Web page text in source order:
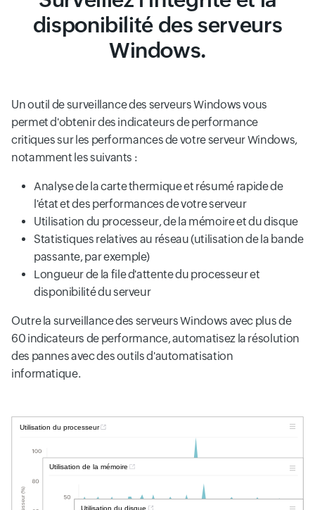
disponibilité des serveurs
Windows.
Un outil de surveillance des serveurs Windows vous
permet d'obtenir des indicateurs de performance
critiques sur les performances de votre serveur Windows,
notamment les suivants :
Analyse de la carte thermique et résumé rapide de
l'état et des performances de votre serveur
Utilisation du processeur, de la mémoire et du disque
Statistiques relatives au réseau (utilisation de la bande
passante, par exemple)
Longueur de la file d'attente du processeur et
disponibilité du serveur
Outre la surveillance des serveurs Windows avec plus de
60 indicateurs de performance, automatisez la résolution
des pannes avec des outils d'automatisation
informatique.